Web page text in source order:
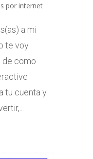
por internet
a mi
te voy
de como
tu cuenta y